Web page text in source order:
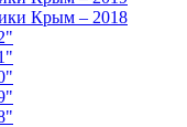
Крым – 2018